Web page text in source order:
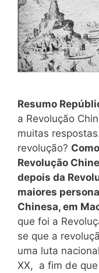
Resumo
a Revolução
muitas
revolução?
Revolução
depois da
maiores
Chinesa, em
que foi a
se que a
uma luta
XX, a fim de